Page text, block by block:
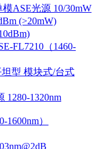
ASE光源 10/30mW
(>20mW)
FL7210（1460-
型 模块式/台式
1280-1320nm
1600nm）